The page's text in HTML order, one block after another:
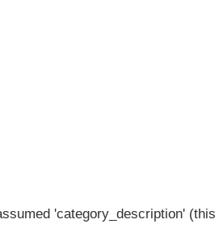
'category_description' (this